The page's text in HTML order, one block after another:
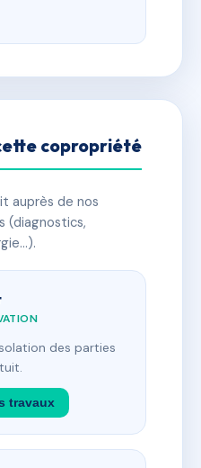
copropriété
auprès de nos
(diagnostics,
des parties
travaux